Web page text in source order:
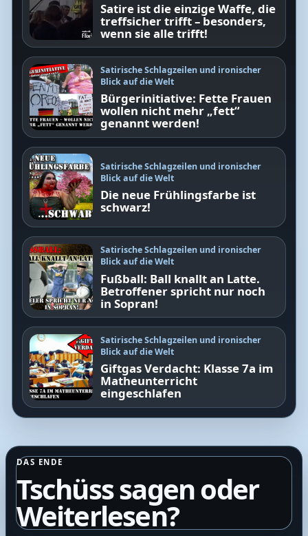
Satire ist die einzige Waffe, die
treffsicher trifft – besonders,
wenn sie alle trifft!
Satirische Schlagzeilen und ironischer
Blick auf die Welt
Bürgerinitiative: Fette Frauen
wollen nicht mehr „fett“
genannt werden!
Satirische Schlagzeilen und ironischer
Blick auf die Welt
Die neue Frühlingsfarbe ist
schwarz!
Satirische Schlagzeilen und ironischer
Blick auf die Welt
Fußball: Ball knallt an Latte.
Betroffener spricht nur noch
in Sopran!
Satirische Schlagzeilen und ironischer
Blick auf die Welt
Giftgas Verdacht: Klasse 7a im
Matheunterricht
eingeschlafen
DAS ENDE
Tschüss sagen oder
Weiterlesen?